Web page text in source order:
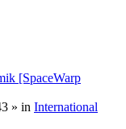
[SpaceWarp
» in International